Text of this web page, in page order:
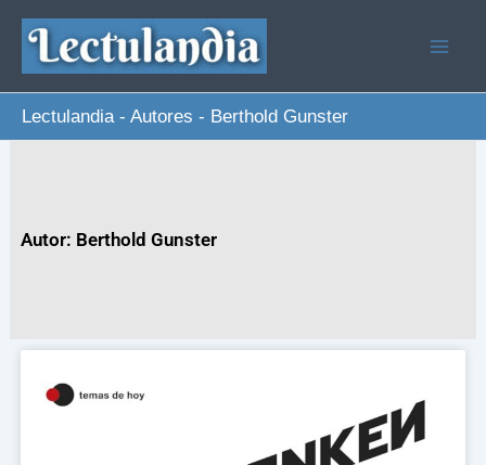
contenido
Lectulandia- Autores - Berthold Gunster
Autor: Berthold Gunster